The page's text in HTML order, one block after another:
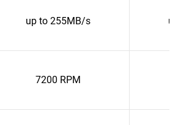
up to 255MB/s
7200 RPM